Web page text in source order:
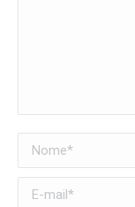
Nome *
E-mail *